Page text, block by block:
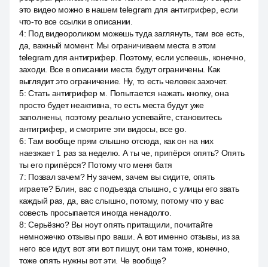
это видео можно в нашем telegram для антигрифер, если
что-то все ссылки в описании.
4: Под видеороликом можешь туда заглянуть, там все есть,
да, важный момент. Мы ограничиваем места в этом
telegram для антигрифер. Поэтому, если успеешь, конечно,
заходи. Все в описании места будут ограничены. Как
выглядит это ограничение. Ну, то есть человек захочет.
5:Стать антигрифер м. Попытается нажать кнопку, она
просто будет неактивна, то есть места будут уже
заполнены, поэтому реально успевайте, становитесь
антигрифер, и смотрите эти видосы, все go.
6:Там вообще прям слышно отсюда, как он на них
наезжает 1 раз за неделю. А ты че, припёрся опять? Опять
ты его припёрся? Потому что меня батя
7: Позвал зачем? Ну зачем, зачем вы сидите, опять
играете? Блин, вас с подъезда слышно, с улицы его звать
каждый раз, да, вас слышно, потому, потому что у вас
совесть просыпается иногда ненадолго.
8:Серьёзно? Вы ноут опять притащили, почитайте
немножечко отзывы про ваши. А вот именно отзывы, из за
него все идут, вот эти вот пишут, они там тоже, конечно,
тоже опять нужны вот эти. Че вообще?